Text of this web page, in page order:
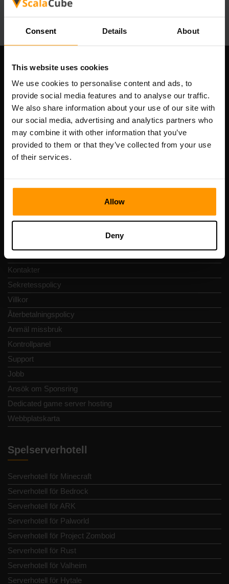
Consent Details About
This website uses cookies
We use cookies to personalise content and ads, to
provide social media features and to analyse our traffic.
We also share information about your use of our site with
our social media, advertising and analytics partners who
may combine it with other information that you’ve
provided to them or that they’ve collected from your use
of their services.
Allow
Deny
Vårt företag
Scalable Hosting Solutions OÜ
Registreringskod: 14652605
Momsregistreringsnummer: EE102133820
Adress: Harju maakond, Tallinn, Kesklinna linnaosa,
Kontakter
Sekretesspolicy
Villkor
Återbetalningspolicy
Anmäl missbruk
Kontrollpanel
Support
Jobb
Ansök om Sponsring
Dedicated game server hosting
Webbplatskarta
Spelserverhotell
Serverhotell för Minecraft
Serverhotell för Bedrock
Serverhotell för ARK
Serverhotell för Palworld
Serverhotell för Project Zomboid
Serverhotell för Rust
Serverhotell för Valheim
Serverhotell för Hytale